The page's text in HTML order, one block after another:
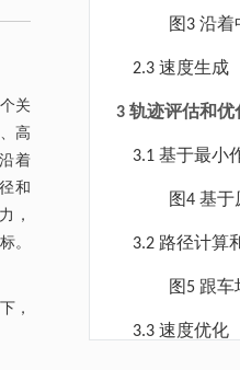
关
高
着
和
，
。
，
度曲线对
符合驾驶
于最小作
求解轨迹
实时控制
横轴和纵
线的弧长
图3 沿着
2.3 速度生成
3 轨迹评估和优
3.1 基于最小
图4 基
规划行为
文中被统
是相互影
3.2 路径计算
图5 跟车
i，白色的车
3.3 速度优化